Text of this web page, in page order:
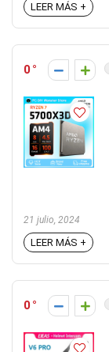
LEER MÁS +
0
21 julio, 2024
LEER MÁS +
0